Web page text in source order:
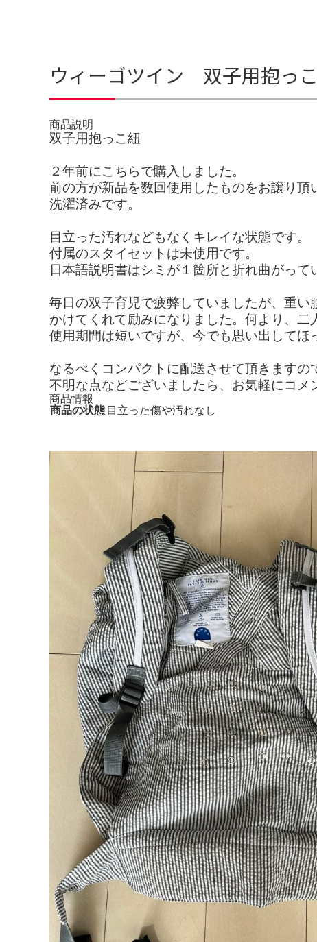
ウィーゴツイン 双子用抱っ
商品説明
双子用抱っこ紐
２年前にこちらで購入しました。
前の方が新品を数回使用したものをお譲り頂
洗濯済みです。
目立った汚れなどもなくキレイな状態です。
付属のスタイセットは未使用です。
日本語説明書はシミが１箇所と折れ曲がって
毎日の双子育児で疲弊していましたが、重
かけてくれて励みになりました。何より、
使用期間は短いですが、今でも思い出してほ
なるべくコンパクトに配送させて頂きますの
不明な点などございましたら、お気軽にコメ
商品情報
商品の状態 目立った傷や汚れなし